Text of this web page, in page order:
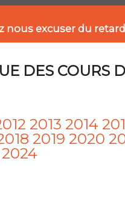
DES COURS
2013 2014
2019 2020
2024
nous excuser du retard